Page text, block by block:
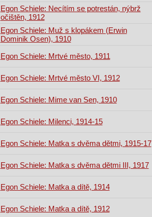
Egon Schiele: Necítím se potrestán, nýbrž
očištěn, 1912
Egon Schiele: Muž s klopákem (Erwin
Dominik Osen), 1910
Egon Schiele: Mrtvé město, 1911
Egon Schiele: Mrtvé město VI, 1912
Egon Schiele: Mime van Sen, 1910
Egon Schiele: Milenci, 1914-15
Egon Schiele: Matka s dvěma dětmi, 1915-17
Egon Schiele: Matka s dvěma dětmi III, 1917
Egon Schiele: Matka a dítě, 1914
Egon Schiele: Matka a dítě, 1912